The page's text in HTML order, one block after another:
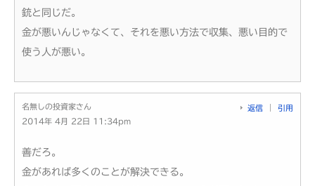
銃と同じだ。
金が悪いんじゃなくて、それを悪い方法で収集、悪い目的で
使う人が悪い。
名無しの投資家さん
2014年 4月 22日 11:34pm
返信 引用
善だろ。
金があれば多くのことが解決できる。